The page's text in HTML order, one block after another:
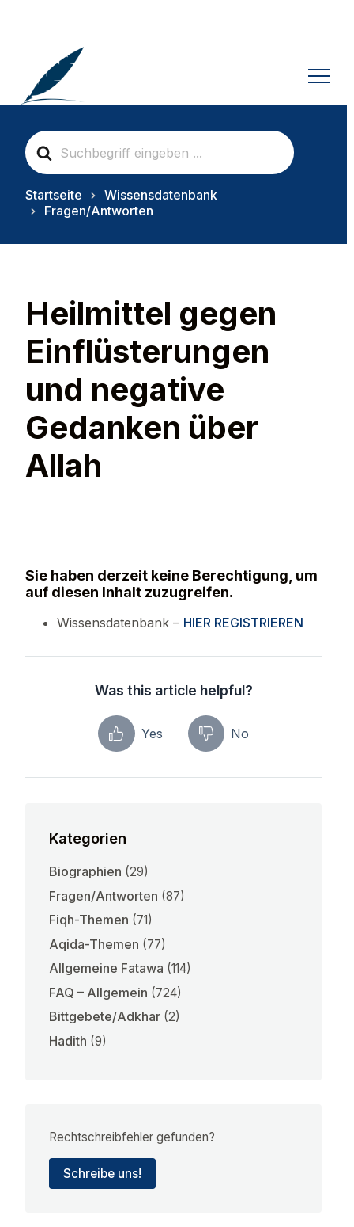
S
e
a
c
o
Startseite
Wissensdatenbank
Fragen/Antworten
Heilmittel gegen
Einflüsterungen
und negative
Gedanken über
Allah
Sie haben derzeit keine Berechtigung, um
auf diesen Inhalt zuzugreifen.
Wissensdatenbank – HIER REGISTRIEREN
Was this article helpful?
Yes No
Kategorien
Biographien (29)
Fragen/Antworten (87)
Fiqh-Themen (71)
Aqida-Themen (77)
Allgemeine Fatawa (114)
FAQ – Allgemein (724)
Bittgebete/Adkhar (2)
Hadith (9)
Rechtschreibfehler gefunden?
Schreibe uns!